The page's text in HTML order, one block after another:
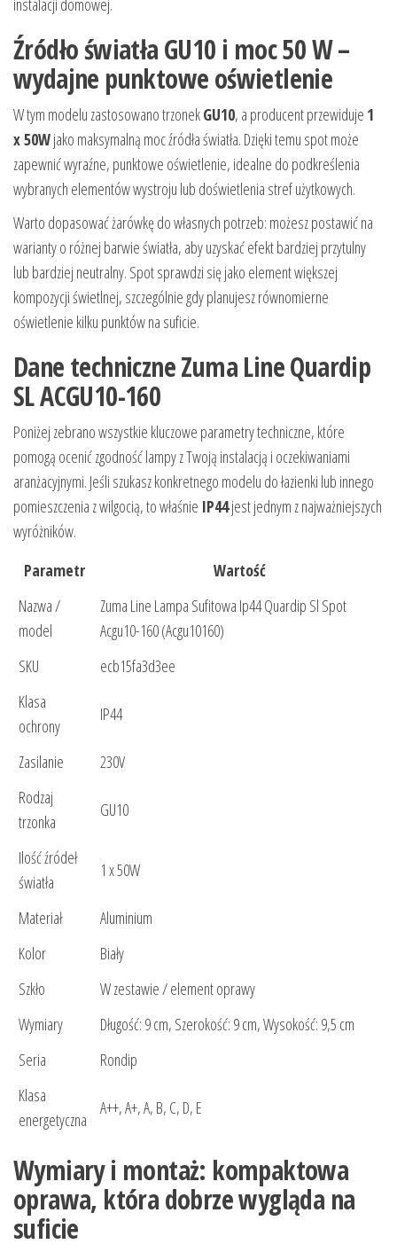
instalacji domowej.
Źródło światła GU10 i moc 50 W –
wydajne punktowe oświetlenie
W tym modelu zastosowano trzonekGU10, a producent przewiduje 1
x 50Wjako maksymalną moc źródła światła. Dzięki temu spot może
zapewnić wyraźne, punktowe oświetlenie, idealne do podkreślenia
wybranych elementów wystroju lub doświetlenia stref użytkowych.
Warto dopasować żarówkę do własnych potrzeb: możesz postawić na
warianty o różnej barwie światła, aby uzyskać efekt bardziej przytulny
lub bardziej neutralny. Spot sprawdzi się jako element większej
kompozycji świetlnej, szczególnie gdy planujesz równomierne
oświetlenie kilku punktów na suficie.
Dane techniczne Zuma Line Quardip
SL ACGU10-160
Poniżej zebrano wszystkie kluczowe parametry techniczne, które
pomogą ocenić zgodność lampy z Twoją instalacją i oczekiwaniami
aranżacyjnymi. Jeśli szukasz konkretnego modelu do łazienki lub innego
pomieszczenia z wilgocią, to właśnie IP44jest jednym z najważniejszych
wyróżników.
Parametr
Wartość
Nazwa /
model
Zuma Line Lampa Sufitowa Ip44 Quardip Sl Spot
Acgu10-160 (Acgu10160)
SKU
ecb15fa3d3ee
Klasa
ochrony
IP44
Zasilanie
230V
Rodzaj
trzonka
GU10
Ilość źródeł
światła
1 x 50W
Materiał
Aluminium
Kolor
Biały
Szkło
W zestawie / element oprawy
Wymiary
Długość: 9 cm, Szerokość: 9 cm, Wysokość: 9,5 cm
Seria
Rondip
Klasa
energetyczna
A++, A+, A, B, C, D, E
Wymiary i montaż: kompaktowa
oprawa, która dobrze wygląda na
suficie